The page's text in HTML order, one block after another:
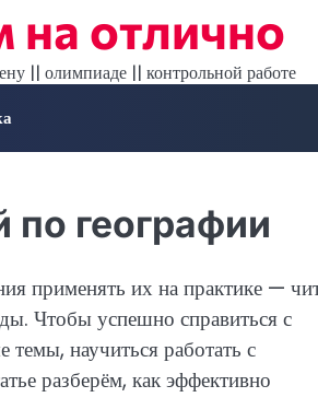
на отлично
|| олимпиаде || контрольной работе
по географии
применять их на практике —
Чтобы успешно справиться с
научиться работать с
разберём, как эффективно